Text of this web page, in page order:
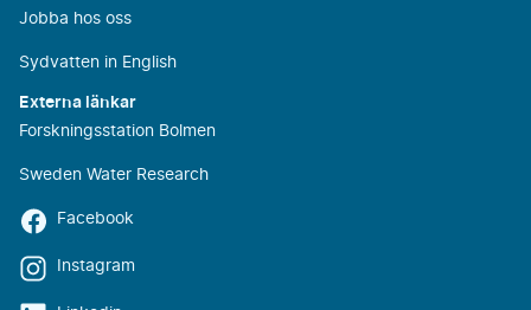
Jobba hos oss
Sydvatten in English
Externa länkar
Forskningsstation Bolmen
Sweden Water Research
Facebook
Instagram